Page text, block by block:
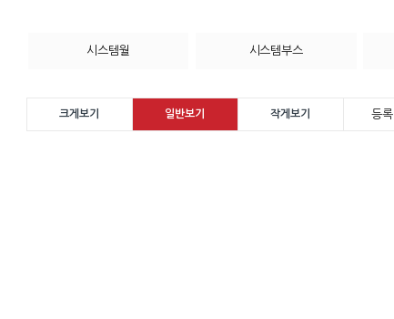
시스템월 시스템부스
크게보기 일반보기 작게보기 등